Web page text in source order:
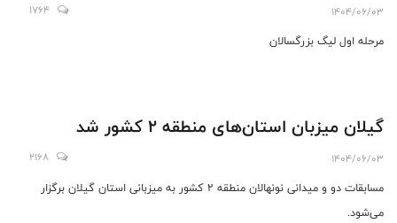
1404/06/03
1764
مرحله اول لیگ بزرگسالان
گیلان میزبان استان‌های منطقه ۲ کشور شد
1404/06/03
2168
مسابقات دو و میدانی نونهالان منطقه ۲ کشور به میزبانی استان گیلان برگزار
می‌شود.